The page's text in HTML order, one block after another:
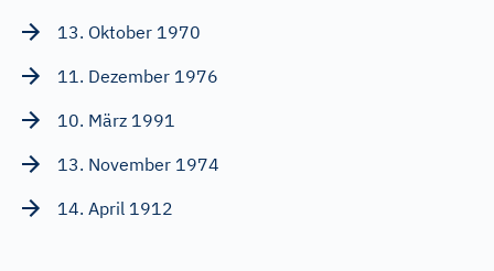
13. Oktober 1970
11. Dezember 1976
10. März 1991
13. November 1974
14. April 1912